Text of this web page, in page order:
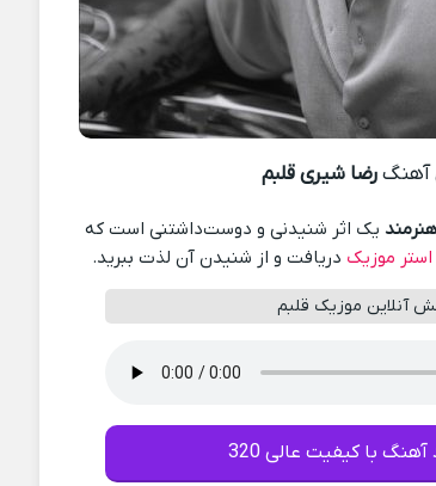
آهنگرضا شیری قلبم
یک اثر شنیدنی و دوست‌داشتنی است که
موزیک دریافت و از شنیدن آن لذت ببرید.
آنلاین موزیک قلبم
آهنگ با کیفیت عالی 320